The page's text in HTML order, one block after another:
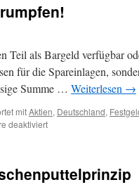
Teil als Bargeld verfügbar
für die Spareinlagen,
Summe … Weiterlesen →
mitAktien, Deutschland,
deaktiviert